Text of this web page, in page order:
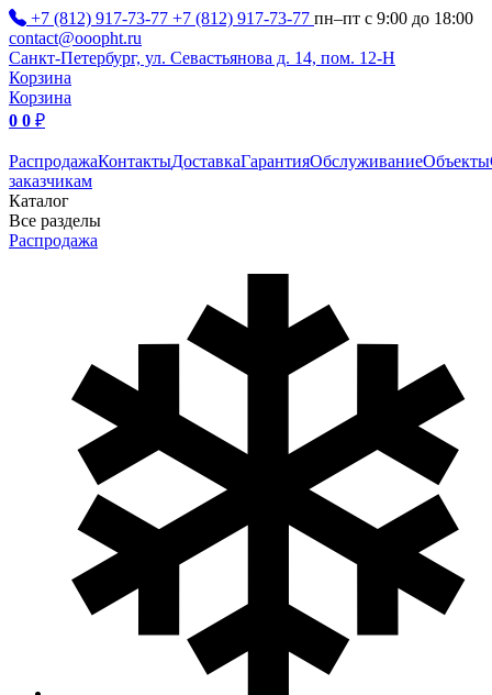
+7 (812) 917-73-77 +7 (812) 917-73-77 пн–пт с 9:00 до 18:00
contact@ooopht.ru
Санкт-Петербург, ул. Севастьянова д. 14, пом. 12-Н
Корзина
Корзина
0 0 ₽
РаспродажаКонтактыДоставкаГарантияОбслуживаниеОбъекты
заказчикам
Каталог
Все разделы
Распродажа